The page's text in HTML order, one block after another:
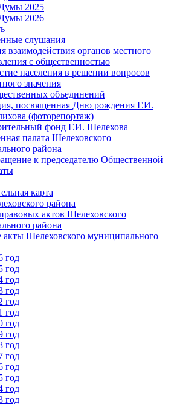
2025
2026
слушания
взаимодействия органов местного
с общественностью
населения в решении вопросов
значения
объединений
посвященная Дню рождения Г.И.
(фоторепортаж)
фонд Г.И. Шелехова
палата Шелеховского
района
к председателю Общественной
карта
района
актов Шелеховского
района
Шелеховского муниципального
год
год
год
год
год
год
год
год
год
год
год
год
год
год